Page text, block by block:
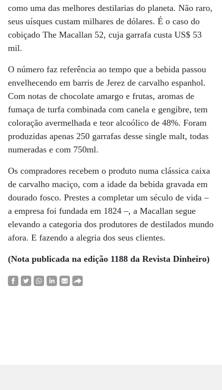
como uma das melhores destilarias do planeta. Não raro,
seus uísques custam milhares de dólares. É o caso do
cobiçado The Macallan 52, cuja garrafa custa US$ 53
mil.
O número faz referência ao tempo que a bebida passou
envelhecendo em barris de Jerez de carvalho espanhol.
Com notas de chocolate amargo e frutas, aromas de
fumaça de turfa combinada com canela e gengibre, tem
coloração avermelhada e teor alcoólico de 48%. Foram
produzidas apenas 250 garrafas desse single malt, todas
numeradas e com 750ml.
Os compradores recebem o produto numa clássica caixa
de carvalho maciço, com a idade da bebida gravada em
dourado fosco. Prestes a completar um século de vida –
a empresa foi fundada em 1824 –, a Macallan segue
elevando a categoria dos produtores de destilados mundo
afora. E fazendo a alegria dos seus clientes.
(Nota publicada na edição 1188 da Revista Dinheiro)